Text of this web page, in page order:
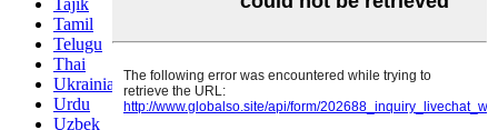
Tajik
Tamil
Telugu
Thai
Ukrainian
Urdu
Uzbek